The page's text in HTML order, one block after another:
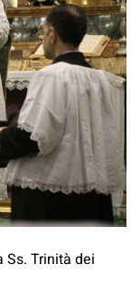
Ss. Trinità dei